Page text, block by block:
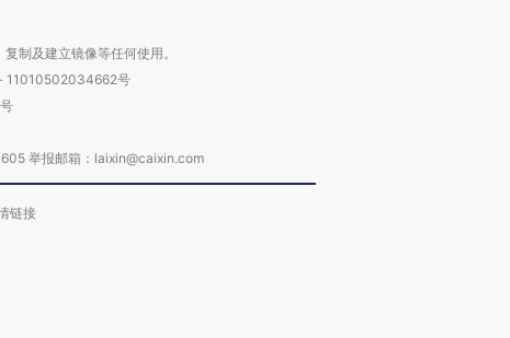
制及建立镜像等任何使用。
11010502034662号
举报邮箱：laixin@caixin.com
链接